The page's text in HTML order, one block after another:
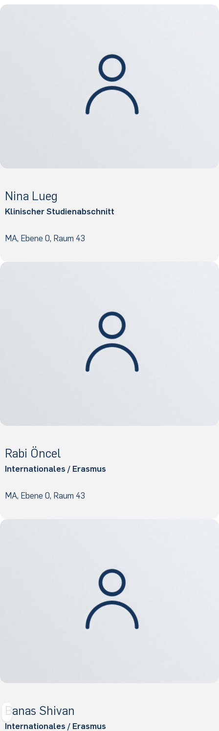
Nina Lueg
Klinischer Studienabschnitt
MA, Ebene 0, Raum 43
Rabi Öncel
Internationales / Erasmus
MA, Ebene 0, Raum 43
Banas Shivan
Internationales / Erasmus